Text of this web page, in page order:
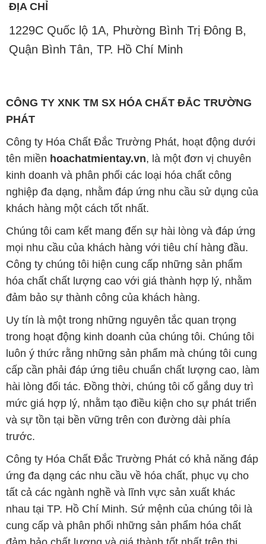
ĐỊA CHỈ
1229C Quốc lộ 1A, Phường Bình Trị Đông B,
Quận Bình Tân, TP. Hồ Chí Minh
CÔNG TY XNK TM SX HÓA CHẤT ĐẮC TRƯỜNG
PHÁT
Công ty Hóa Chất Đắc Trường Phát, hoạt động dưới
tên miền hoachatmientay.vn, là một đơn vị chuyên
kinh doanh và phân phối các loại hóa chất công
nghiệp đa dạng, nhằm đáp ứng nhu cầu sử dụng của
khách hàng một cách tốt nhất.
Chúng tôi cam kết mang đến sự hài lòng và đáp ứng
mọi nhu cầu của khách hàng với tiêu chí hàng đầu.
Công ty chúng tôi hiện cung cấp những sản phẩm
hóa chất chất lượng cao với giá thành hợp lý, nhằm
đảm bảo sự thành công của khách hàng.
Uy tín là một trong những nguyên tắc quan trọng
trong hoạt động kinh doanh của chúng tôi. Chúng tôi
luôn ý thức rằng những sản phẩm mà chúng tôi cung
cấp cần phải đáp ứng tiêu chuẩn chất lượng cao, làm
hài lòng đối tác. Đồng thời, chúng tôi cố gắng duy trì
mức giá hợp lý, nhằm tạo điều kiện cho sự phát triển
và sự tồn tại bền vững trên con đường dài phía
trước.
Công ty Hóa Chất Đắc Trường Phát có khả năng đáp
ứng đa dạng các nhu cầu về hóa chất, phục vụ cho
tất cả các ngành nghề và lĩnh vực sản xuất khác
nhau tại TP. Hồ Chí Minh. Sứ mệnh của chúng tôi là
cung cấp và phân phối những sản phẩm hóa chất